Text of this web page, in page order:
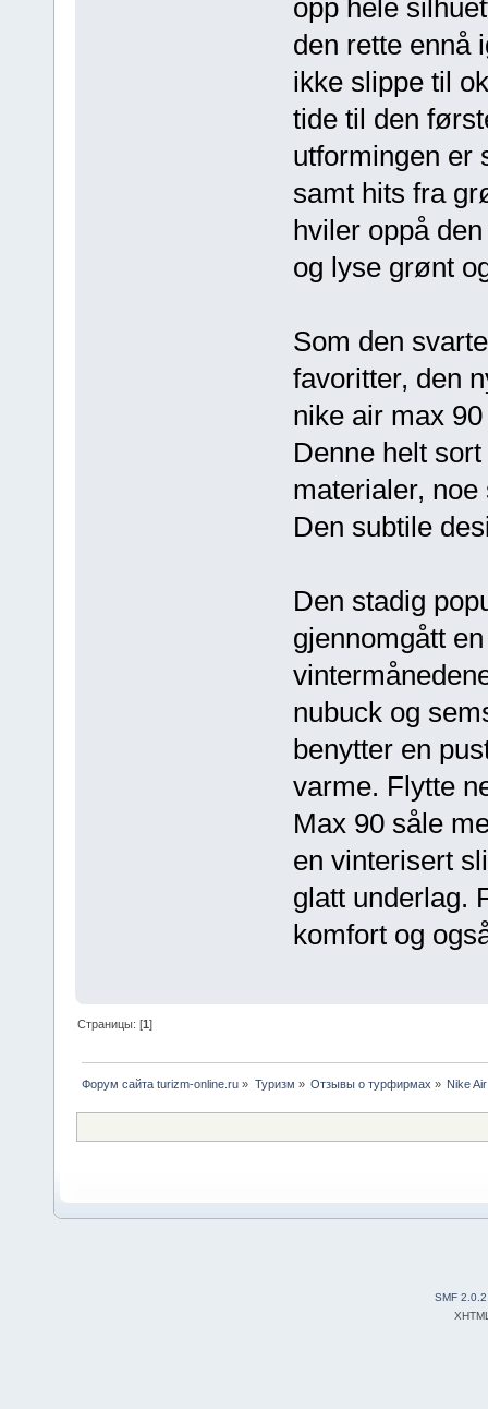
opp hele
den rette ennå
ikke slippe til
tide til den
utformingen er
samt hits fra
hviler oppå
og lyse grønt
Som den
favoritter, den
nike air max
Denne helt
materialer,
Den subtile
Den stadig
gjennomgått
nubuck og
benytter en
varme. Flytte
Max 90 såle
en vinterisert
glatt underlag.
komfort og
Страницы: [1]
Форум сайта turizm-online.ru » Туризм » Отзывы о турфирмах » Nike
SMF 2.0.2